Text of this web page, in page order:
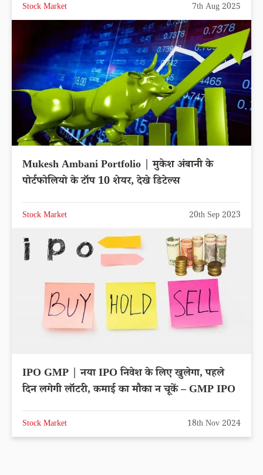
Stock Market 7th Aug 2025
Mukesh Ambani Portfolio | मुकेश अंबानी के
पोर्टफोलियो के टॉप 10 शेयर, देखे डिटेल्स
Stock Market 20th Sep 2023
IPO GMP | नया IPO निवेश के लिए खुलेगा, पहले
दिन लगेगी लॉटरी, कमाई का मौका न चूकें – GMP IPO
Stock Market 18th Nov 2024